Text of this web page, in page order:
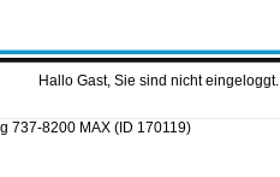
Hallo Gast, Sie sind nicht eingeloggt.
737-8200 MAX (ID 170119)